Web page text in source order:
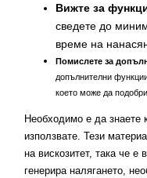
Вижте за
сведете до
време на
Помислете за
допълнителни
което може да
Необходимо е да знаете
използвате. Тези
на вискозитет, така че
генерира налягането,